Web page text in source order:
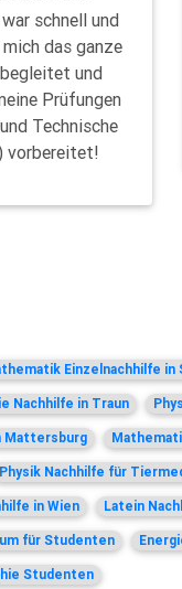
schnell und
das ganze
und
Prüfungen
Technische
vorbereitet!
Einzelnachhilfe in
Nachhilfe in Traun
Mattersburg
Physik Nachhilfe für
in Wien Latein
für Studenten
Studenten